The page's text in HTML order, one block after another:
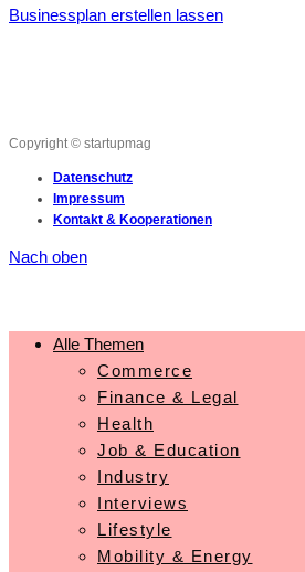
Businessplan erstellen lassen
Copyright © startupmag
Datenschutz
Impressum
Kontakt & Kooperationen
Nach oben
Alle Themen
Commerce
Finance & Legal
Health
Job & Education
Industry
Interviews
Lifestyle
Mobility & Energy